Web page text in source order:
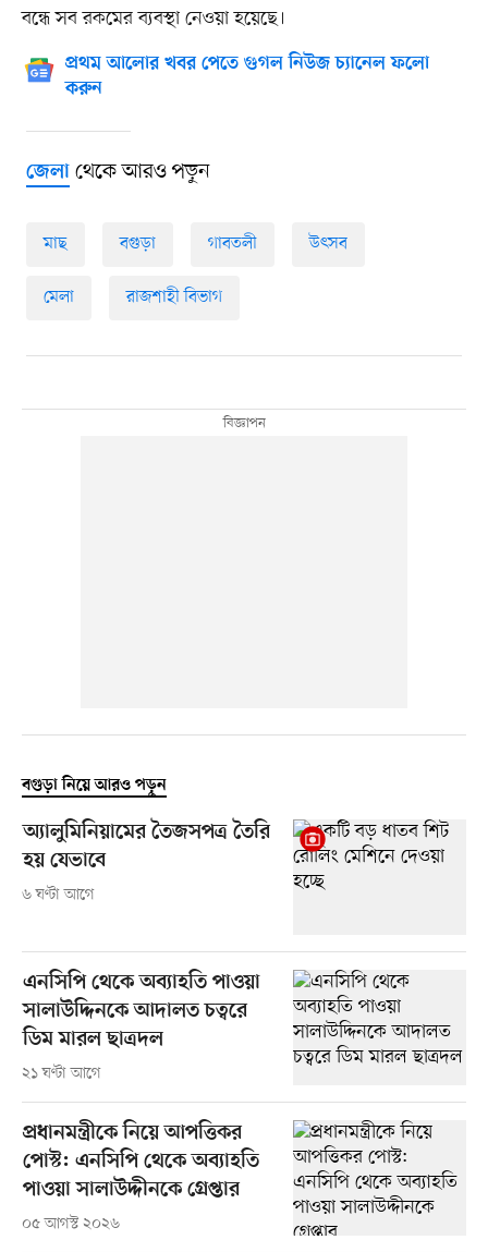
বন্ধে সব রকমের ব্যবস্থা নেওয়া হয়েছে।
প্রথম আলোর খবর পেতে গুগল নিউজ চ্যানেল ফলো
করুন
জেলাথেকে আরও পড়ুন
মাছ বগুড়া গাবতলী উৎসব
মেলা রাজশাহী বিভাগ
বগুড়া নিয়ে আরও পড়ুন
অ্যালুমিনিয়ামের তৈজসপত্র তৈরি
হয় যেভাবে
৬ ঘণ্টা আগে
এনসিপি থেকে অব্যাহতি পাওয়া
সালাউদ্দিনকে আদালত চত্বরে
ডিম মারল ছাত্রদল
২১ ঘণ্টা আগে
প্রধানমন্ত্রীকে নিয়ে আপত্তিকর
পোস্ট: এনসিপি থেকে অব্যাহতি
পাওয়া সালাউদ্দীনকে গ্রেপ্তার
০৫ আগস্ট ২০২৬